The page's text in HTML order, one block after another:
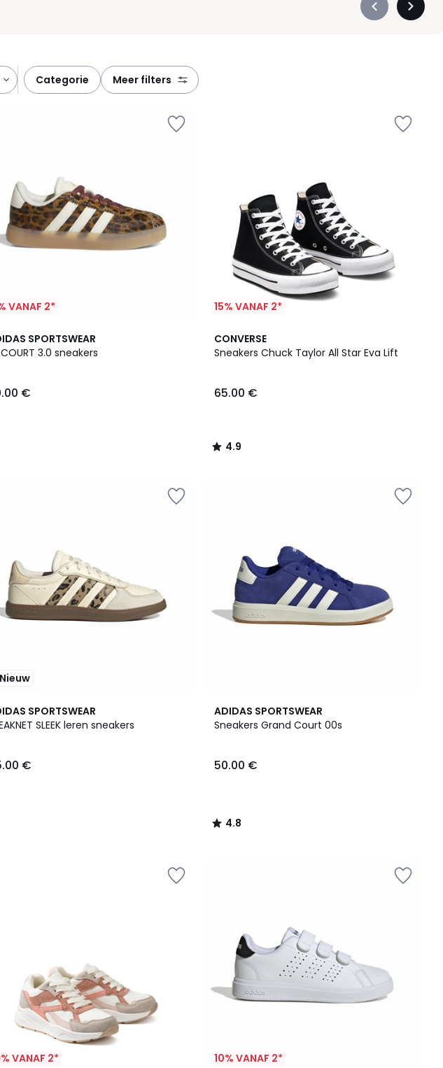
Précédent
categorie meer filters
VANAF 2*
SPORTSWEAR
3.0 sneakers
€
15% VANAF 2*
CONVERSE
Sneakers Chuck Taylor All Star Eva Lift
65.00 €
4.9
/ 5
4.9
/
Nieuw
SPORTSWEAR
SLEEK leren sneakers
€
ADIDAS SPORTSWEAR
Sneakers Grand Court 00s
50.00 €
4.8
/ 5
4.8
/
VANAF 2* 10% VANAF 2*